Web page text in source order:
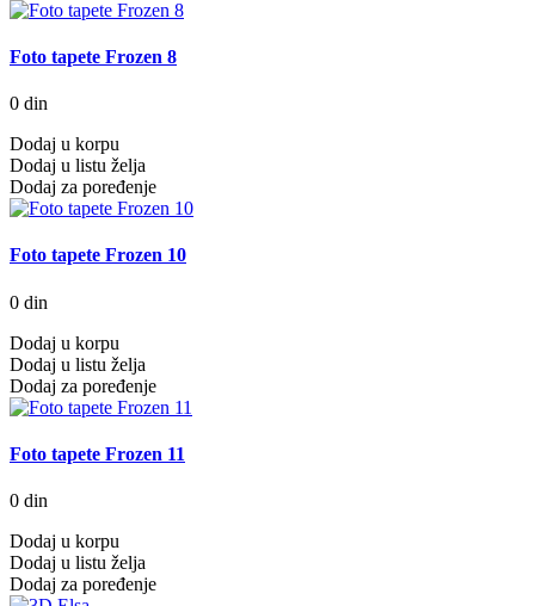
Foto tapete Frozen 8
0 din
Dodaj u korpu
Dodaj u listu želja
Dodaj za poređenje
Foto tapete Frozen 10
0 din
Dodaj u korpu
Dodaj u listu želja
Dodaj za poređenje
Foto tapete Frozen 11
0 din
Dodaj u korpu
Dodaj u listu želja
Dodaj za poređenje